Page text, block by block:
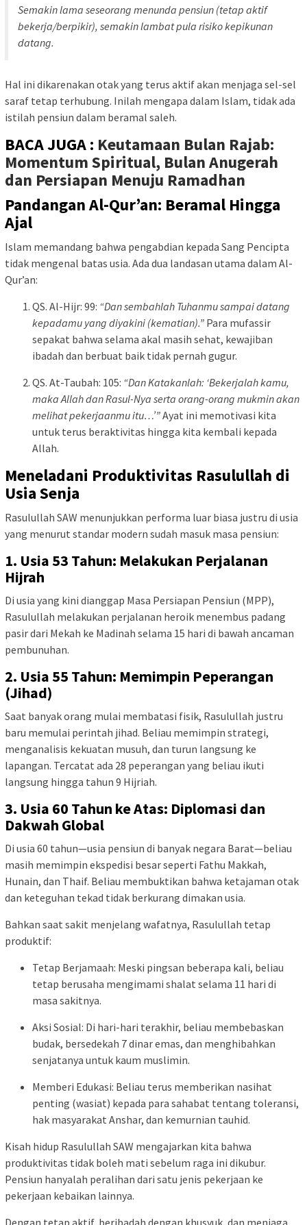
Semakin lama seseorang menunda pensiun (tetap aktif
bekerja/berpikir), semakin lambat pula risiko kepikunan
datang.
Hal ini dikarenakan otak yang terus aktif akan menjaga sel-sel
saraf tetap terhubung. Inilah mengapa dalam Islam, tidak ada
istilah pensiun dalam beramal saleh.
BACA JUGA : Keutamaan Bulan Rajab:
Momentum Spiritual, Bulan Anugerah
dan Persiapan Menuju Ramadhan
Pandangan Al-Qur’an: Beramal Hingga
Ajal
Islam memandang bahwa pengabdian kepada Sang Pencipta
tidak mengenal batas usia. Ada dua landasan utama dalam Al-
Qur’an:
QS. Al-Hijr: 99: “Dan sembahlah Tuhanmu sampai datang
kepadamu yang diyakini (kematian).” Para mufassir
sepakat bahwa selama akal masih sehat, kewajiban
ibadah dan berbuat baik tidak pernah gugur.
QS. At-Taubah: 105: “Dan Katakanlah: ‘Bekerjalah kamu,
maka Allah dan Rasul-Nya serta orang-orang mukmin akan
melihat pekerjaanmu itu…’”Ayat ini memotivasi kita
untuk terus beraktivitas hingga kita kembali kepada
Allah.
Meneladani Produktivitas Rasulullah di
Usia Senja
Rasulullah SAW menunjukkan performa luar biasa justru di usia
yang menurut standar modern sudah masuk masa pensiun:
1. Usia 53 Tahun: Melakukan Perjalanan
Hijrah
Di usia yang kini dianggap Masa Persiapan Pensiun (MPP),
Rasulullah melakukan perjalanan heroik menembus padang
pasir dari Mekah ke Madinah selama 15 hari di bawah ancaman
pembunuhan.
2. Usia 55 Tahun: Memimpin Peperangan
(Jihad)
Saat banyak orang mulai membatasi fisik, Rasulullah justru
baru memulai perintah jihad. Beliau memimpin strategi,
menganalisis kekuatan musuh, dan turun langsung ke
lapangan. Tercatat ada 28 peperangan yang beliau ikuti
langsung hingga tahun 9 Hijriah.
3. Usia 60 Tahun ke Atas: Diplomasi dan
Dakwah Global
Di usia 60 tahun—usia pensiun di banyak negara Barat—beliau
masih memimpin ekspedisi besar seperti Fathu Makkah,
Hunain, dan Thaif. Beliau membuktikan bahwa ketajaman otak
dan keteguhan tekad tidak berkurang dimakan usia.
Bahkan saat sakit menjelang wafatnya, Rasulullah tetap
produktif:
Tetap Berjamaah: Meski pingsan beberapa kali, beliau
tetap berusaha mengimami shalat selama 11 hari di
masa sakitnya.
Aksi Sosial: Di hari-hari terakhir, beliau membebaskan
budak, bersedekah 7 dinar emas, dan menghibahkan
senjatanya untuk kaum muslimin.
Memberi Edukasi: Beliau terus memberikan nasihat
penting (wasiat) kepada para sahabat tentang toleransi,
hak masyarakat Anshar, dan kemurnian tauhid.
Kisah hidup Rasulullah SAW mengajarkan kita bahwa
produktivitas tidak boleh mati sebelum raga ini dikubur.
Pensiun hanyalah peralihan dari satu jenis pekerjaan ke
pekerjaan kebaikan lainnya.